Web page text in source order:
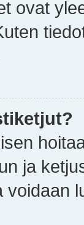
ovat
ja
voidaan